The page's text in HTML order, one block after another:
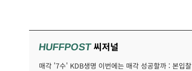
HUFFPOST씨저널
매각 '7수' KDB생명 이번에는 매각 성공할까 : 본입찰